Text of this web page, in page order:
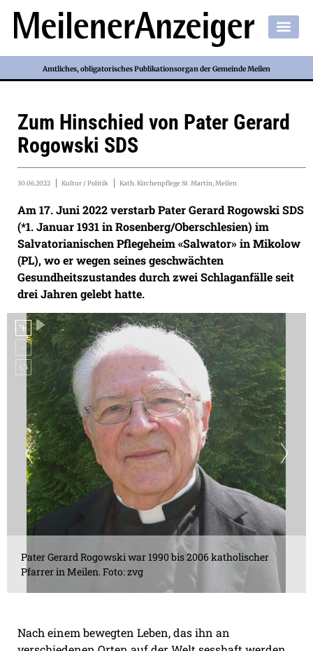
Amtliches, obligatorisches Publikationsorgan der Gemeinde Meilen
Zum Hinschied von Pater Gerard
Rogowski SDS
30.06.2022 Kultur / Politik Kath. Kirchenpflege St. Martin, Meilen
Am 17. Juni 2022 verstarb Pater Gerard Rogowski SDS
(*1. Januar 1931 in Rosenberg/Oberschlesien) im
Salvatorianischen Pflegeheim «Salwator» in Mikolow
(PL), wo er wegen seines geschwächten
Gesundheitszustandes durch zwei Schlaganfälle seit
drei Jahren gelebt hatte.
Pater Gerard Rogowski war 1990 bis 2006 katholischer
Pfarrer in Meilen. Foto: zvg
Nach einem bewegten Leben, das ihn an